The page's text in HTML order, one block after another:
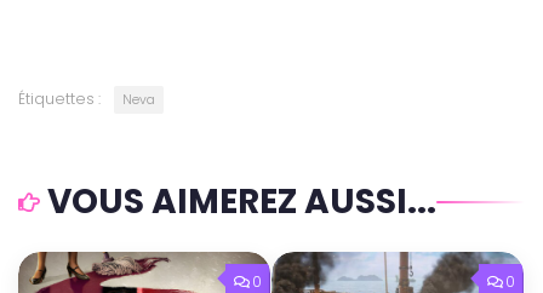
Étiquettes : Neva
VOUS AIMEREZ AUSSI...
0 0